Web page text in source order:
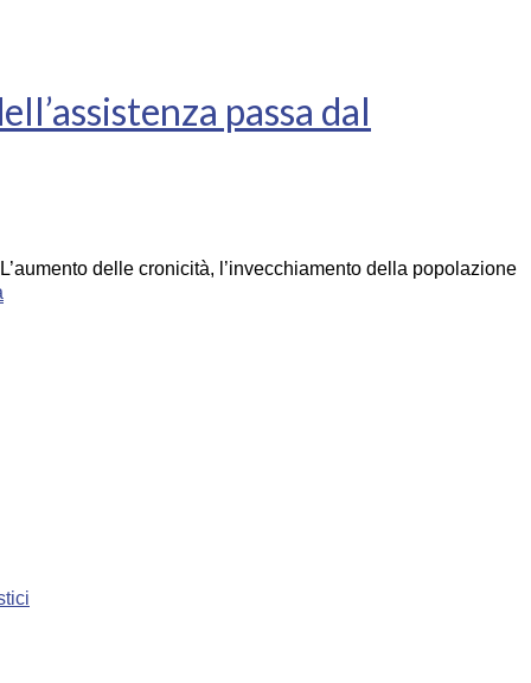
passa dal
delle cronicità, l’invecchiamento della popolazione